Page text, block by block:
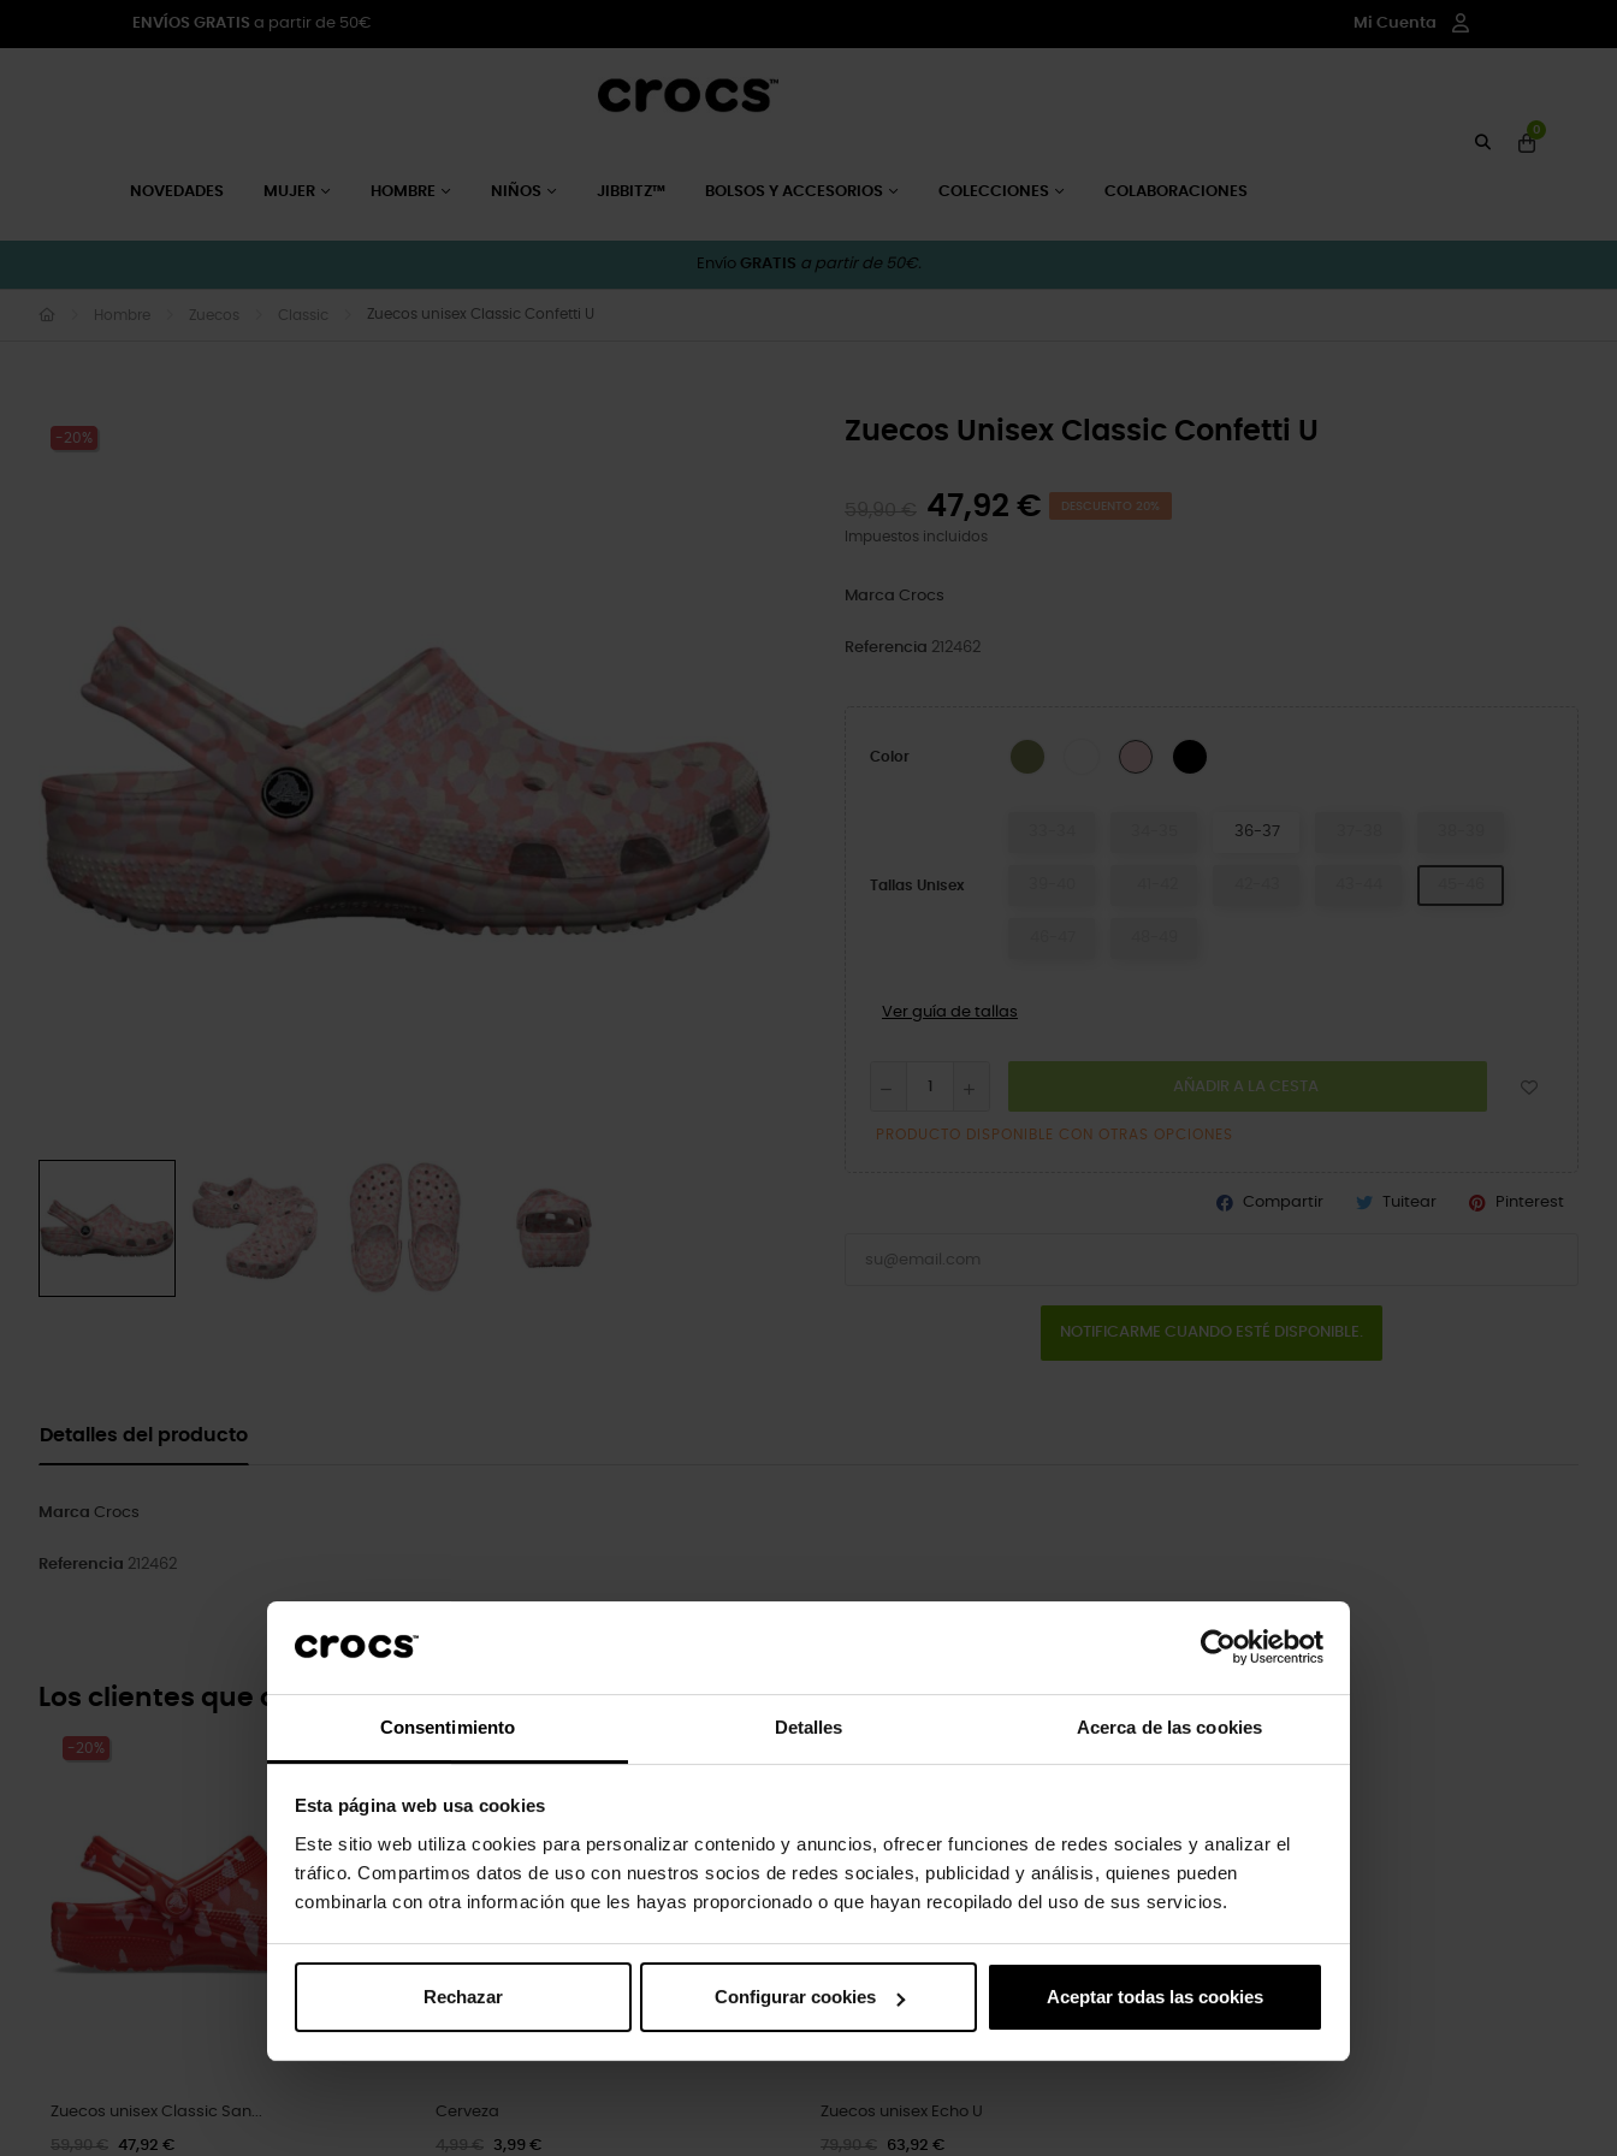
Consentimiento Detalles Acerca de las cookies
Esta página web usa cookies
Este sitio web utiliza cookies para personalizar contenido y anuncios, ofrecer funciones de redes sociales y analizar el
tráfico. Compartimos datos de uso con nuestros socios de redes sociales, publicidad y análisis, quienes pueden
combinarla con otra información que les hayas proporcionado o que hayan recopilado del uso de sus servicios.
Rechazar Configurar cookies Aceptar todas las cookies
ENVÍOS GRATIS a partir de 50€ Mi Cuenta
NOVEDADES MUJER HOMBRE NIÑOS JIBBITZ™ BOLSOS Y ACCESORIOS COLECCIONES COLABORACIONES
0
Envío GRATIS a partir de 50€.
Hombre Zuecos Classic Zuecos unisex Classic Confetti U
-20% Zuecos Unisex Classic Confetti U
47,92 € DESCUENTO 20%
Impuestos incluidos
Marca Crocs
Referencia 212462
Color Army Green/Multi
Summit White/Multi
Pink Milk/MultiBlack/White_066B
Tallas Unisex
36-37
Ver guía de tallas
AÑADIR A LA CESTA
PRODUCTO DISPONIBLE CON OTRAS OPCIONES
Compartir Tuitear Pinterest
NOTIFICARME CUANDO ESTÉ DISPONIBLE.
Detalles del producto
Marca Crocs
Referencia 212462
Los clientes que compraron este producto también han comprado:
-20%
Zuecos unisex Classic San...
59,90 € 47,92 €
Cerveza
4,99 € 3,99 €
Zuecos unisex Echo U
79,90 € 63,92 €